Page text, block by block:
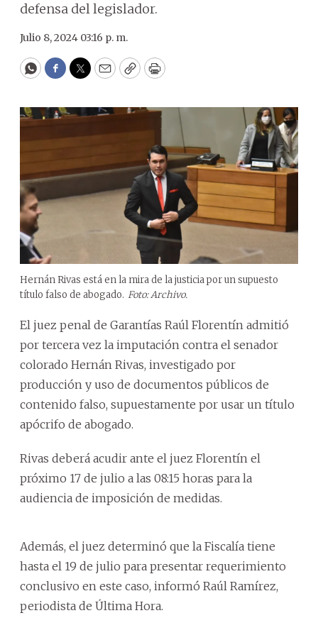
defensa del legislador.
Julio 8, 2024 03:16 p. m.
WhatsApp
Facebook
Twitter
EmailCopyPrint
Hernán Rivas está en la mira de la justicia por un supuesto
título falso de abogado. Foto: Archivo.
El juez penal de Garantías Raúl Florentín admitió
por tercera vez la imputación contra el senador
colorado Hernán Rivas, investigado por
producción y uso de documentos públicos de
contenido falso, supuestamente por usar un título
apócrifo de abogado.
Rivas deberá acudir ante el juez Florentín el
próximo 17 de julio a las 08:15 horas para la
audiencia de imposición de medidas.
Además, el juez determinó que la Fiscalía tiene
hasta el 19 de julio para presentar requerimiento
conclusivo en este caso, informó Raúl Ramírez,
periodista de Última Hora.